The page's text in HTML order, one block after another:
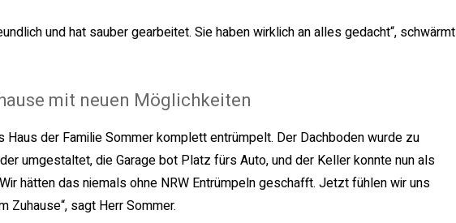
und hat sauber gearbeitet. Sie haben wirklich an alles gedacht“, schwärmt
mit neuen Möglichkeiten
Haus der Familie Sommer komplett entrümpelt. Der Dachboden wurde zu
umgestaltet, die Garage bot Platz fürs Auto, und der Keller konnte nun als
hätten das niemals ohne NRW Entrümpelngeschafft. Jetzt fühlen wir uns
Zuhause“, sagt Herr Sommer.